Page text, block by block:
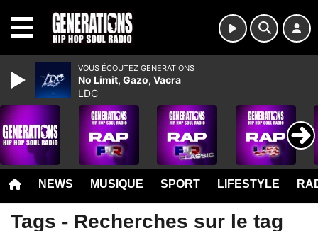
NEWS MUSIQUE SPORT LIFESTYLE
Tags - Recherches sur le tag
VOUS ÉCOUTEZ GENERATIONS
No Limit, Gazo, Vacra
LDC